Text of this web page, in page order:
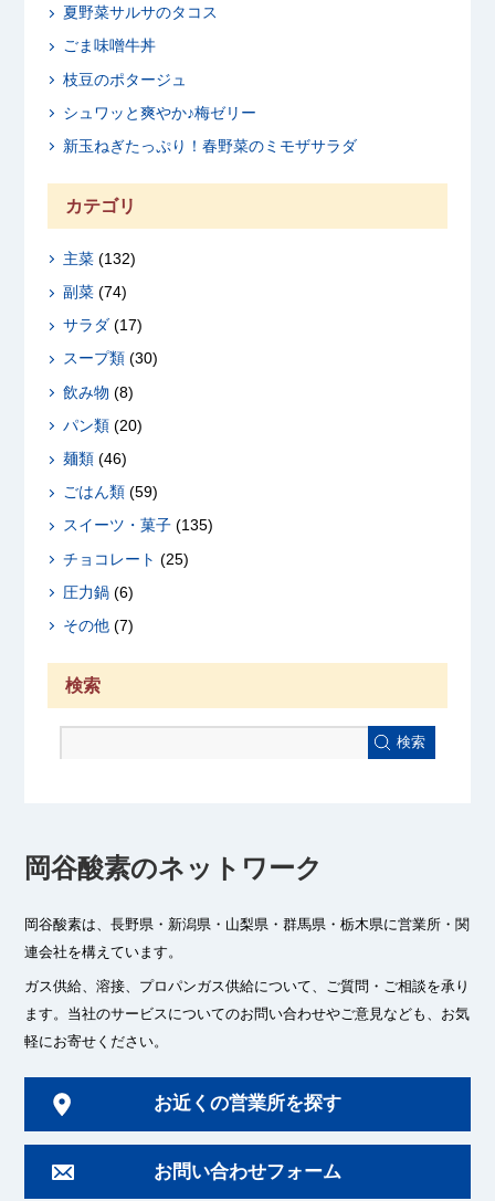
夏野菜サルサのタコス
ごま味噌牛丼
枝豆のポタージュ
シュワッと爽やか♪梅ゼリー
新玉ねぎたっぷり！春野菜のミモザサラダ
カテゴリ
主菜(132)
副菜(74)
サラダ(17)
スープ類(30)
飲み物 (8)
パン類(20)
麺類(46)
ごはん類(59)
スイーツ・菓子(135)
チョコレート (25)
圧力鍋(6)
その他(7)
検索
検索
岡谷酸素のネットワーク
岡谷酸素は、長野県・新潟県・山梨県・群馬県・栃木県に営業所・関
連会社を構えています。
ガス供給、溶接、プロパンガス供給について、ご質問・ご相談を承り
ます。 当社のサービスについてのお問い合わせやご意見なども、お気
軽にお寄せください。
お近くの営業所を探す
お問い合わせフォーム